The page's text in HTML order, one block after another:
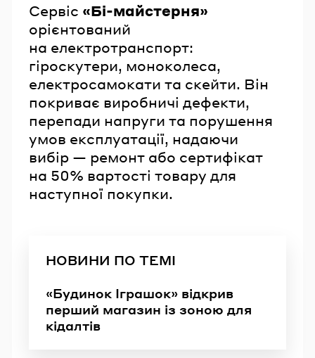
Сервіс «Бі-майстерня»
орієнтований
на електротранспорт:
гіроскутери, моноколеса,
електросамокати та скейти. Він
покриває виробничі дефекти,
перепади напруги та порушення
умов експлуатації, надаючи
вибір — ремонт або сертифікат
на 50% вартості товару для
наступної покупки.
НОВИНИ ПО ТЕМІ
«Будинок Іграшок» відкрив
перший магазин із зоною для
кідалтів